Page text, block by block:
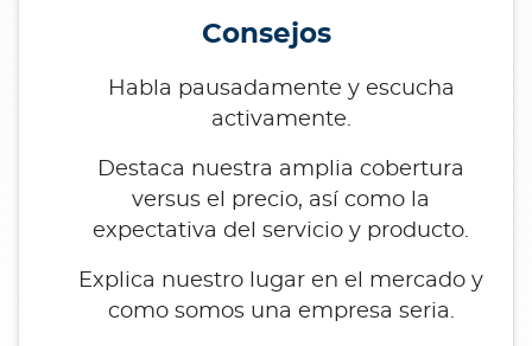
Consejos
Habla pausadamente y escucha
activamente.
Destaca nuestra amplia cobertura
versus el precio, así como la
expectativa del servicio y producto.
Explica nuestro lugar en el mercado y
como somos una empresa seria.